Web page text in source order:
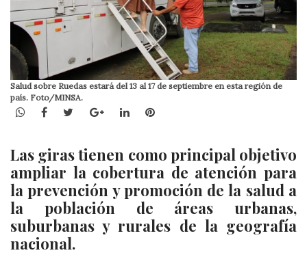
Salud sobre Ruedas estará del 13 al 17 de septiembre en esta región de
país. Foto/MINSA.
WhatsApp
Facebook
TwitterGoogle+LinkedInPinterest
Las giras tienen como principal objetivo
ampliar la cobertura de atención para
la prevención y promoción de la salud a
la población de áreas urbanas,
suburbanas y rurales de la geografía
nacional.